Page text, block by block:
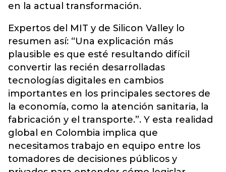
en la actual transformación.
Expertos del MIT y de Silicon Valley lo
resumen así: “Una explicación más
plausible es que esté resultando difícil
convertir las recién desarrolladas
tecnologías digitales en cambios
importantes en los principales sectores de
la economía, como la atención sanitaria, la
fabricación y el transporte.”. Y esta realidad
global en Colombia implica que
necesitamos trabajo en equipo entre los
tomadores de decisiones públicos y